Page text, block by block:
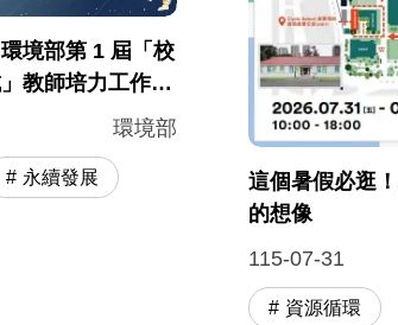
環境部第 1 屆「校
教師培力工作坊
園！
環境部
永續發展
這個暑假必逛
的想像
115-07-31
資源循環